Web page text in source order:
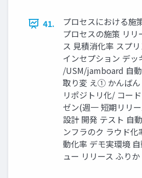
41.
プロセスにおける施
プロセスの施策 リリ
ス 見積消化率 スプ
インセプション デッ
/USM/jamboard 自
取り変 え① かんば
リポジトリ化/ コー
ゼン(週一 短期リリ
設計 開発 テスト 自
ンフラのク ラウド化
動化率 デモ実環境
ュー リリース ふりか